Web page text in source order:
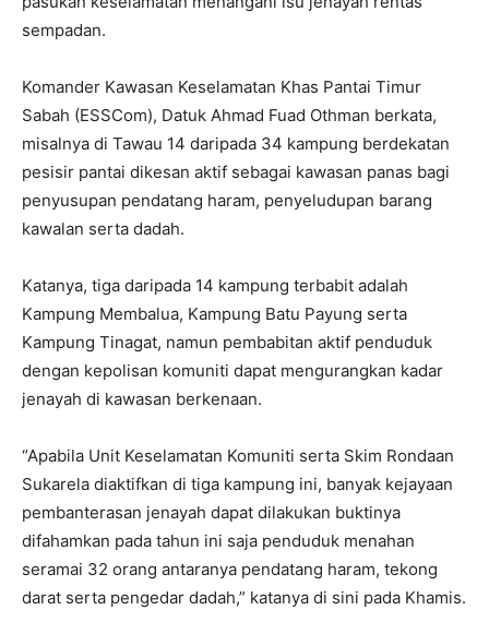
sempadan.
Komander Kawasan Keselamatan Khas Pantai Timur
Sabah (ESSCom), Datuk Ahmad Fuad Othman berkata,
misalnya di Tawau 14 daripada 34 kampung berdekatan
pesisir pantai dikesan aktif sebagai kawasan panas bagi
penyusupan pendatang haram, penyeludupan barang
kawalan serta dadah.
Katanya, tiga daripada 14 kampung terbabit adalah
Kampung Membalua, Kampung Batu Payung serta
Kampung Tinagat, namun pembabitan aktif penduduk
dengan kepolisan komuniti dapat mengurangkan kadar
jenayah di kawasan berkenaan.
“Apabila Unit Keselamatan Komuniti serta Skim Rondaan
Sukarela diaktifkan di tiga kampung ini, banyak kejayaan
pembanterasan jenayah dapat dilakukan buktinya
difahamkan pada tahun ini saja penduduk menahan
seramai 32 orang antaranya pendatang haram, tekong
darat serta pengedar dadah,” katanya di sini pada Khamis.